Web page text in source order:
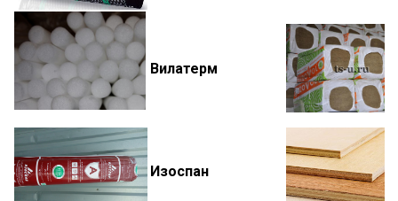
Вилатерм
Изоспан